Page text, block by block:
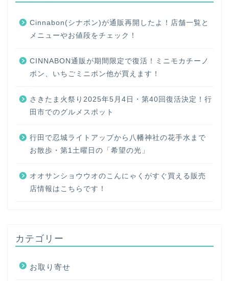
Cinnabon(シナボン)が通販再開したよ！店舗一覧と
メニューやお値段をチェック！
CINNABON通販が期間限定で復活！ミニモカチーノ
ボン、いちごミニボン他が買えます！
さきたま火祭り2025年5月4日・第40回復活決定！行
田市でのグルメスポット
行田で忍城ライトアップから八幡神社の花手水まで
お散歩・第1土曜日の「希望の光」
オオサンショウウオのこんにゃくがすぐ買える販売
店情報はこちらです！
カテゴリー
お取り寄せ